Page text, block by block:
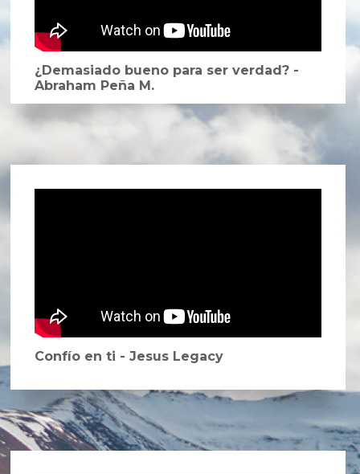
¿Demasiado bueno para ser verdad? -
Abraham Peña M.
Confío en ti - Jesus Legacy